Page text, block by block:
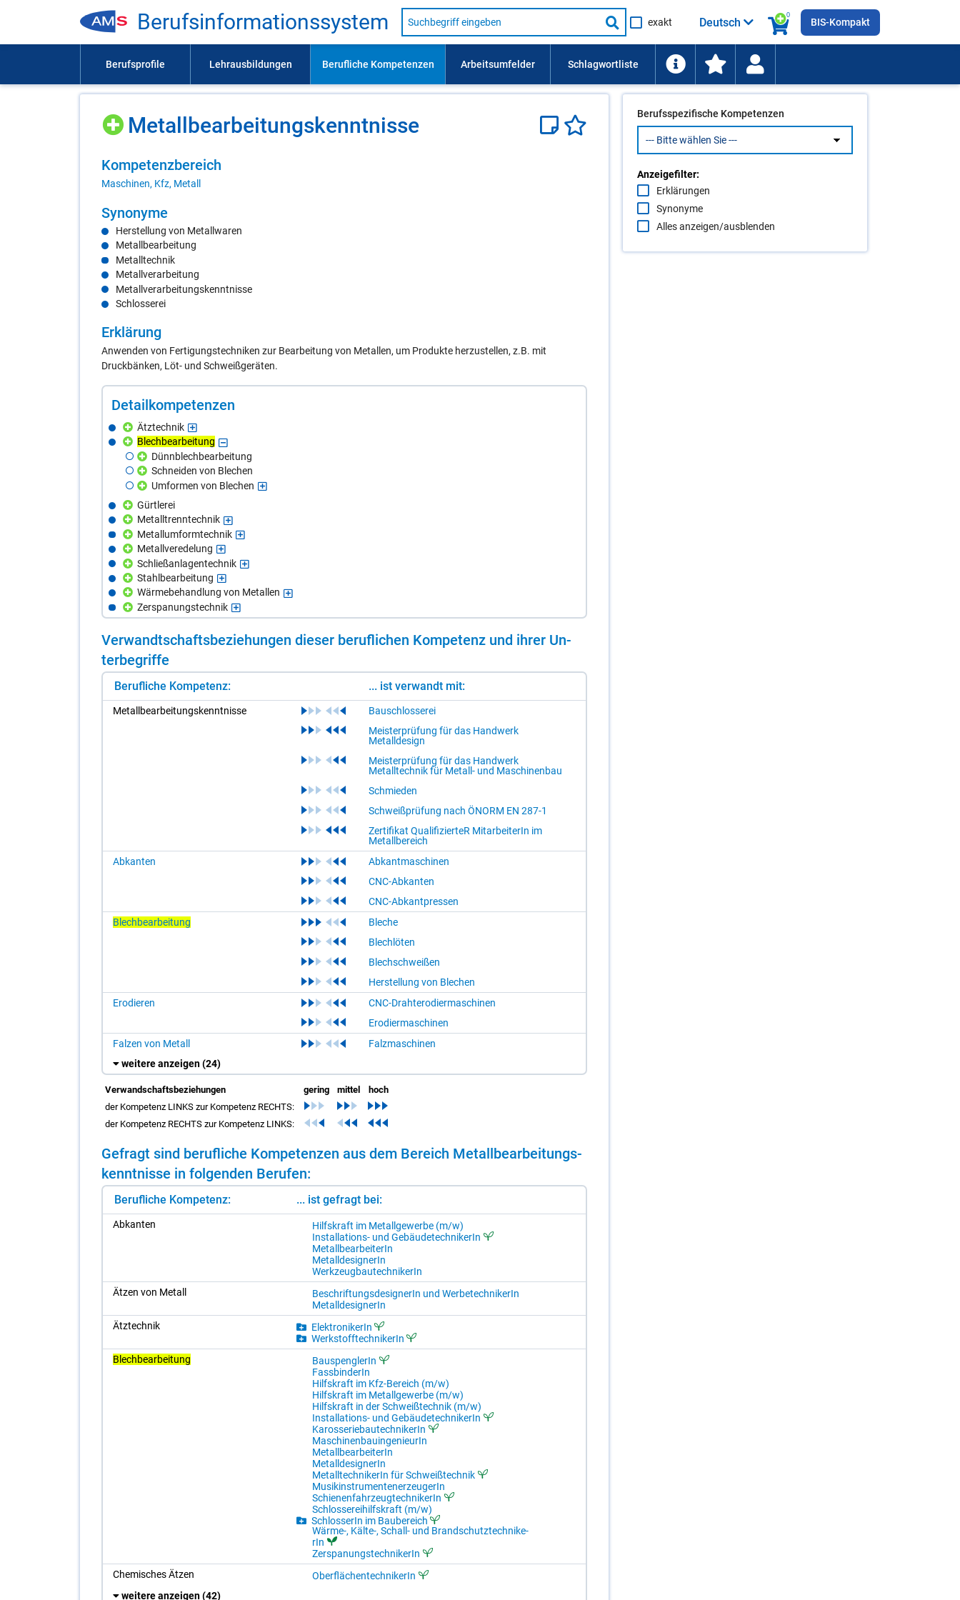
Be­rufs­in­for­ma­ti­ons­sys­tem
Suche
nach
Lehrausbildung,
usw.
Suche
starten
exakt
0
Deutsch BIS-Kompakt
Me­tall­be­ar­bei­tungs­kennt­nis­se
Kom­pe­tenz­be­reich
Maschinen, Kfz, Metall
Syn­ony­me
Herstellung von Metallwaren
Metallbearbeitung
Metalltechnik
Metallverarbeitung
Metallverarbeitungskenntnisse
Schlosserei
Er­klä­rung
Anwenden von Fertigungstechniken zur Bearbeitung von Metallen, um Produkte herzustellen, z.B. mit
Druckbänken, Löt- und Schweißgeräten.
De­tail­kom­pe­ten­zen
Ätztechnik
Blechbearbeitung
Dünnblechbearbeitung
Schneiden von Blechen
Umformen von Blechen
Gürtlerei
Metalltrenntechnik
Metallumformtechnik
Metallveredelung
Schließanlagentechnik
Stahlbearbeitung
Wärmebehandlung von Metallen
Zerspanungstechnik
Ver­wandt­schafts­be­zie­hun­gen die­ser be­ruf­li­chen Kom­pe­tenz und ih­rer Un­
ter­be­grif­fe
Berufliche Kompetenz: ... ist verwandt mit:
Me­tall­be­ar­bei­tungs­kennt­nis­se
Bauschlosserei
Meisterprüfung für das Handwerk
Metalldesign
Meisterprüfung für das Handwerk
Metalltechnik für Metall- und Maschinenbau
Schmieden
Schweißprüfung nach ÖNORM EN 287-1
Zertifikat QualifizierteR MitarbeiterIn im
Metallbereich
Abkanten
Abkantmaschinen
CNC-Abkanten
CNC-Abkantpressen
Blechbearbeitung
Bleche
Blechlöten
Blechschweißen
Herstellung von Blechen
Erodieren
CNC-Drahterodiermaschinen
Erodiermaschinen
Falzen von Metall
Falzmaschinen
weitere anzeigen(24)
Verwandschaftsbeziehungen gering mittel
hoch
der Kompetenz LINKS zur Kompetenz RECHTS:
der Kompetenz RECHTS zur Kompetenz LINKS:
Ge­fragt sind be­ruf­li­che Kom­pe­ten­zen aus dem Be­reich Me­tall­be­ar­bei­tungs­
kennt­nis­se in fol­gen­den Be­ru­fen:
Berufliche Kompetenz: ... ist gefragt bei:
Ab­kan­ten
Hilfs­kraft im Me­tall­ge­wer­be (m/​w)
In­stal­la­ti­ons- und Ge­bäu­de­tech­ni­ke­rIn
Me­tall­be­ar­bei­te­rIn
Me­tall­de­si­gne­rIn
Werk­zeug­bau­tech­ni­ke­rIn
Ätzen von Me­tall
Be­schrif­tungs­de­si­gne­rIn und Wer­be­tech­ni­ke­rIn
Me­tall­de­si­gne­rIn
Ätz­tech­nik
Elek­tro­ni­ke­rIn
Werk­stoff­tech­ni­ke­rIn
Blechbearbeitung
Bau­s­peng­le­rIn
Fass­bin­de­rIn
Hilfs­kraft im Kfz-Be­reich (m/​w)
Hilfs­kraft im Me­tall­ge­wer­be (m/​w)
Hilfs­kraft in der Schweiß­tech­nik (m/​w)
In­stal­la­ti­ons- und Ge­bäu­de­tech­ni­ke­rIn
Ka­ros­se­rie­bau­tech­ni­ke­rIn
Ma­schi­nen­bau­in­ge­nieu­rIn
Me­tall­be­ar­bei­te­rIn
Me­tall­de­si­gne­rIn
Me­tall­tech­ni­ke­rIn für Schweiß­tech­nik
Mu­sik­in­stru­men­ten­er­zeu­ge­rIn
Schie­nen­fahr­zeug­tech­ni­ke­rIn
Schlos­se­rei­hilfs­kraft (m/​w)
Schlos­se­rIn im Bau­be­reich
Wär­me-, Käl­te-, Schall- und Brand­schutz­tech­ni­ke­
rIn
Zer­spa­nungs­tech­ni­ke­rIn
Che­mi­sches Ätzen
Ober­flä­chen­tech­ni­ke­rIn
weitere anzeigen(42)
Berufsspezifische Kompetenzen
Anzeigefilter:
Erklärungen
Synonyme
Alles anzeigen/ausblenden